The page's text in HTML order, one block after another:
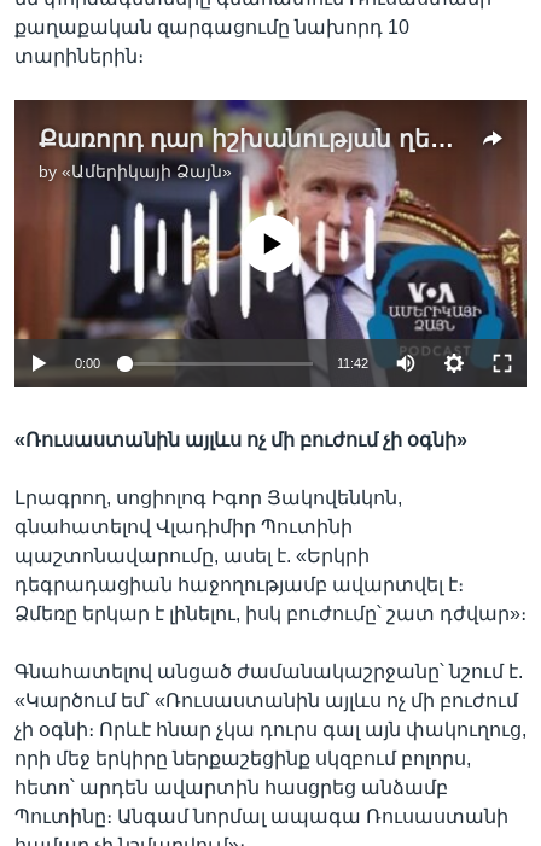
քաղաքական զարգացումը նախորդ 10
տարիներին։
Քառորդ դար իշխանության ղեկին. ինչպես են փոխվել Պուտինն ու Ռուսաստանը
by «Ամերիկայի Ձայն»
No media source currently available
0:00 11:42
«Ռուսաստանին այլևս ոչ մի բուժում չի օգնի»
Լրագրող, սոցիոլոգ Իգոր Յակովենկոն,
գնահատելով Վլադիմիր Պուտինի
պաշտոնավարումը, ասել է. «Երկրի
դեգրադացիան հաջողությամբ ավարտվել է։
Ձմեռը երկար է լինելու, իսկ բուժումը՝ շատ դժվար»։
Գնահատելով անցած ժամանակաշրջանը՝ նշում է.
«Կարծում եմ՝ «Ռուսաստանին այլևս ոչ մի բուժում
չի օգնի։ Որևէ հնար չկա դուրս գալ այն փակուղուց,
որի մեջ երկիրը ներքաշեցինք սկզբում բոլորս,
հետո՝ արդեն ավարտին հասցրեց անձամբ
Պուտինը։ Անգամ նորմալ ապագա Ռուսաստանի